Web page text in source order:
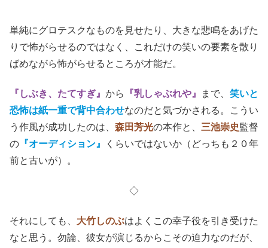
単純にグロテスクなものを見せたり、大きな悲鳴をあげた
りで怖がらせるのではなく、これだけの笑いの要素を散り
ばめながら怖がらせるところが才能だ。
『しぶき、たてすぎ』 から 『乳しゃぶれや』 まで、 笑いと
恐怖は紙一重で背中合わせなのだと気づかされる。こうい
う作風が成功したのは、 森田芳光の本作と、 三池崇史監督
の 『オーディション』
くらいではないか（どっちも２０年
前と古いが）。
◇
それにしても、 大竹しのぶはよくこの幸子役を引き受けた
なと思う。勿論、彼女が演じるからこその迫力なのだが、